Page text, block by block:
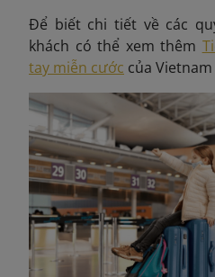
Để biết chi tiết về các
khách có thể xem thêm
tay miễn cước của